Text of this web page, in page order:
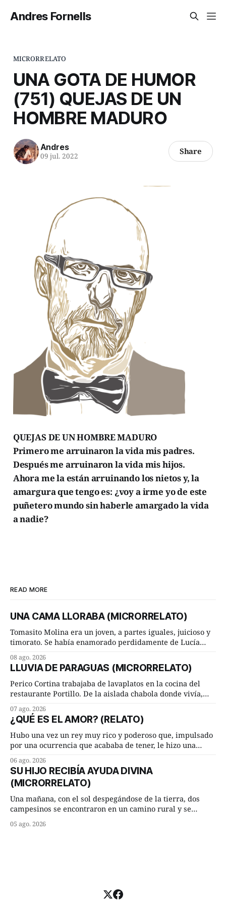
Andres Fornells
MICRORRELATO
UNA GOTA DE HUMOR
(751) QUEJAS DE UN
HOMBRE MADURO
Andres
09 jul. 2022 Share
QUEJAS DE UN HOMBRE MADURO
Primero me arruinaron la vida mis padres.
Después me arruinaron la vida mis hijos.
Ahora me la están arruinando los nietos y, la
amargura que tengo es: ¿voy a irme yo de este
puñetero mundo sin haberle amargado la vida
a nadie?
READ MORE
UNA CAMA LLORABA (MICRORRELATO)
Tomasito Molina era un joven, a partes iguales, juicioso y
timorato. Se había enamorado perdidamente de Lucía
ambos les iba de maravilla. Pero mantenían absoluta
discrepancia en un deseo ineluctable por parte de ella.
Lucía Arriate quería que ellos
08 ago. 2026
LLUVIA DE PARAGUAS (MICRORRELATO)
Perico Cortina trabajaba de lavaplatos en la cocina del
restaurante Portillo. De la aislada chabola donde vivía,
cuarto de hora andando a buen paso. Cierta noche,
terminada su jornada laboral caminaba él hacía su mísera
morada cundo comenzó a llover
07 ago. 2026
¿QUÉ ES EL AMOR? (RELATO)
Hubo una vez un rey muy rico y poderoso que, impulsado
por una ocurrencia que acababa de tener, le hizo una
Dime, hombre sabio, ¿qué es el amor según tú? Su
consejero, que era muy prudente y astuto le respondió de
inmediato:
06 ago. 2026
SU HIJO RECIBÍA AYUDA DIVINA
(MICRORRELATO)
Una mañana, con el sol despegándose de la tierra, dos
campesinos se encontraron en un camino rural y se
remolachas, Manuel? —quiso saber uno. —Eso acabo de
05 ago. 2026